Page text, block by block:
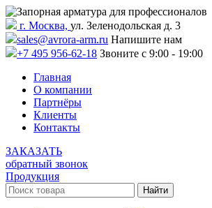
г. Москва, ул. Зеленодольская д. 3
sales@avrora-arm.ru Напишите нам
+7 495 956-62-18 Звоните с 9:00 - 19:00
Главная
О компании
Партнёры
Клиенты
Контакты
ЗАКАЗАТЬ
обратный звонок
Продукция